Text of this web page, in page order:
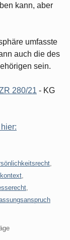
kann, aber
umfasste
auch die des
sein.
280/21 - KG
hier:
kontext